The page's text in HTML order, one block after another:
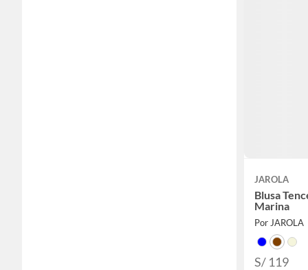
JAROLA
Blusa
Marina
Por JAROLA
S/ 119